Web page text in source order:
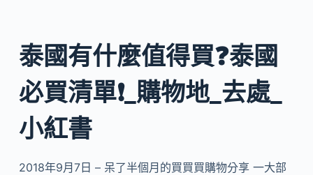
泰國有什麼值得買❓泰國
必買清單❗️_購物地_去處_
小紅書
2018年9月7日 – 呆了半個月的買買買購物分享 一大部